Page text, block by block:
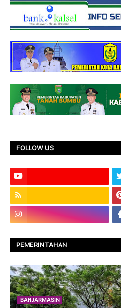
FOLLOW US
PEMERINTAHAN
BANJARMASIN